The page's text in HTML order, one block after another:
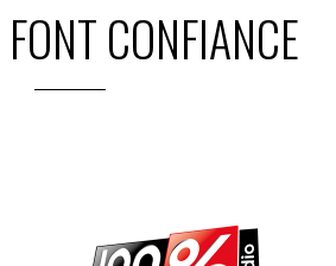
CONFIANCE